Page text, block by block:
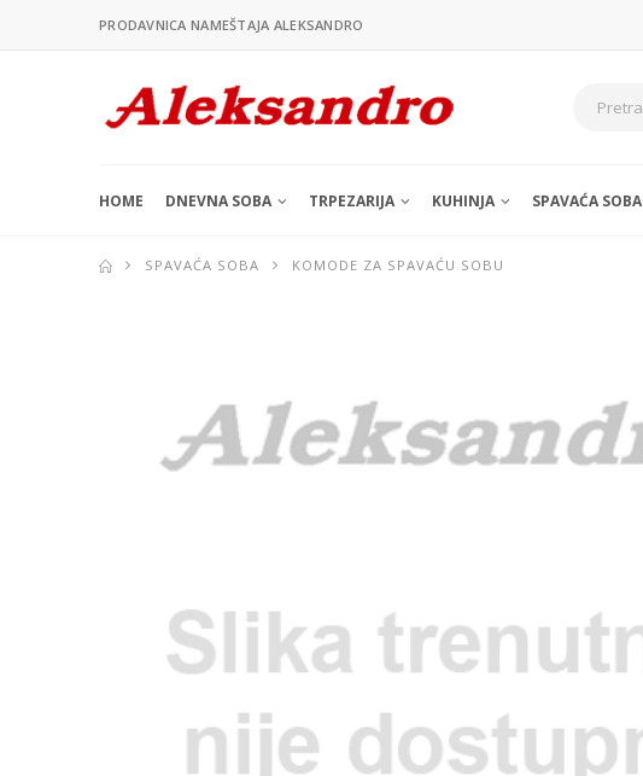
PRODAVNICA NAMEŠTAJA ALEKSANDRO
HOME DNEVNA SOBA TRPEZARIJA KUHINJA SPAVAĆA SOBA
SPAVAĆA SOBA KOMODE ZA SPAVAĆU SOBU